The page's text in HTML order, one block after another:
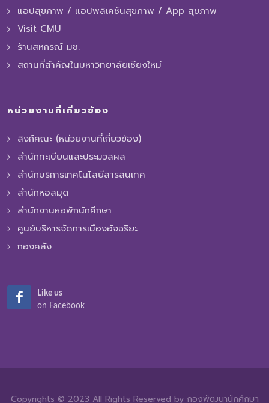
แอปสุขภาพ / แอปพลิเคชันสุขภาพ / App สุขภาพ
Visit CMU
ร้านสหกรณ์ มช.
สถานที่สำคัญในมหาวิทยาลัยเชียงใหม่
หน่วยงานที่เกี่ยวข้อง
ลิงก์คณะ (หน่วยงานที่เกี่ยวข้อง)
สำนักทะเบียนและประมวลผล
สำนักบริการเทคโนโลยีสารสนเทศ
สำนักหอสมุด
สำนักงานหอพักนักศึกษา
ศูนย์บริหารจัดการเมืองอัจฉริยะ
กองคลัง
Like us
on Facebook
Copyrights © 2023 All Rights Reserved by กองพัฒนานักศึกษา